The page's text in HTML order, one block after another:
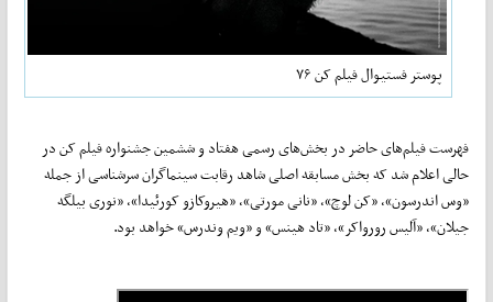
پوستر فستیوال فیلم کن ۷۶
فهرست فیلم‌های حاضر در بخش‌های رسمی هفتاد و ششمین جشنواره فیلم کن در
حالی اعلام شد که بخش مسابقه اصلی شاهد رقابت سینماگران سرشناسی از جمله
«وس اندرسون»، «کن لوچ»، «نانی مورتی»، «هیروکازو کورئیدا»، «نوری بیلگه
جیلان»، «آلیس رورواکر»، «تاد هینس» و «ویم وندرس» خواهد بود.